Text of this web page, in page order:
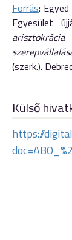
Forrás:
Egyesület
(szerk.).
Külső
https://